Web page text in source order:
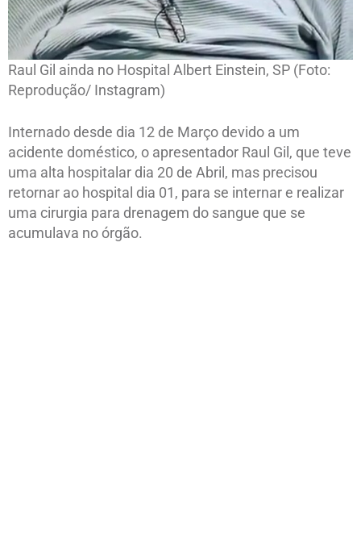
Raul Gil ainda no Hospital Albert Einstein, SP (Foto:
Reprodução/ Instagram)
Internado desde dia 12 de Março devido a um
acidente doméstico, o apresentador Raul Gil, que teve
uma alta hospitalar dia 20 de Abril, mas precisou
retornar ao hospital dia 01, para se internar e realizar
uma cirurgia para drenagem do sangue que se
acumulava no órgão.